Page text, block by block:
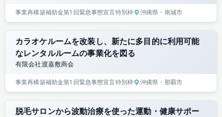
事業再構築補助金第1回緊急事態宣言特別枠 沖縄県 ・南城市
カラオケルームを改装し、新たに多目的に利用可能
なレンタルルームの事業化を図る
有限会社渡嘉敷商会
事業再構築補助金第1回緊急事態宣言特別枠 沖縄県 ・那覇市
脱毛サロンから波動治療を使った運動・健康サポー